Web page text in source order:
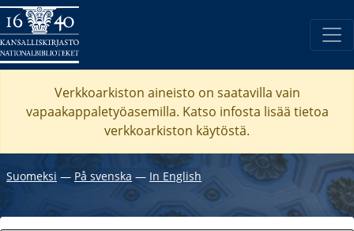
Verkkoarkiston aineisto on saatavilla vain
vapaakappaletyöasemilla. Katso infosta lisää tietoa
verkkoarkiston käytöstä.
Suomeksi ― På svenska ― In English